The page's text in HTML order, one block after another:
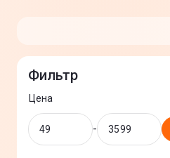
Фильтр
Цена
-